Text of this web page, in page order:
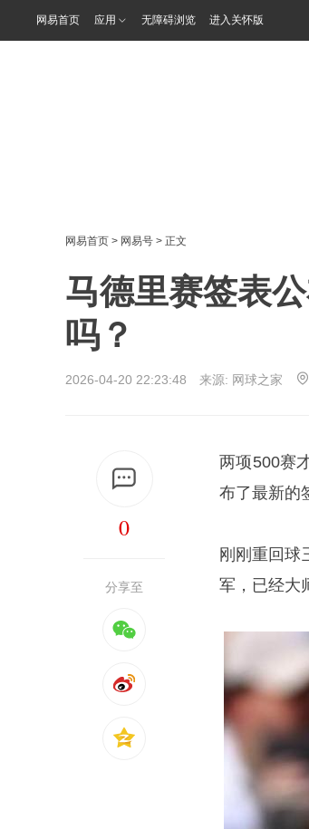
网易首页 应用 无障碍浏览 进入关怀版
网易首页 > 网易号 > 正文
马德里赛签表
吗？
2026-04-20 22:23:48 来源: 网球之家
0
分享至
两项500赛
布了最新的
刚刚重回球
军，已经大